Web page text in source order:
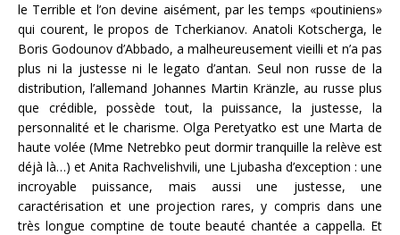
le Terrible et l’on devine aisément, par les temps «poutiniens»
qui courent, le propos de Tcherkianov. Anatoli Kotscherga, le
Boris Godounov d’Abbado, a malheureusement vieilli et n’a pas
plus ni la justesse ni le legato d’antan. Seul non russe de la
distribution, l’allemand Johannes Martin Kränzle, au russe plus
que crédible, possède tout, la puissance, la justesse, la
personnalité et le charisme. Olga Peretyatko est une Marta de
haute volée (Mme Netrebko peut dormir tranquille la relève est
déjà là…) et Anita Rachvelishvili, une Ljubasha d’exception : une
incroyable puissance, mais aussi une justesse, une
caractérisation et une projection rares, y compris dans une
très longue comptine de toute beauté chantée a cappella. Et